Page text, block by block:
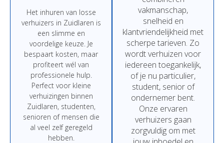
Het inhuren van losse
verhuizers in Zuidlaren is
een slimme en
voordelige keuze. Je
bespaart kosten, maar
profiteert wél van
professionele hulp.
Perfect voor kleine
verhuizingen binnen
Zuidlaren, studenten,
senioren of mensen die
al veel zelf geregeld
hebben.
vakmanschap,
snelheid en
klantvriendelijkheid met
scherpe tarieven. Zo
wordtverhuizen voor
iedereen toegankelijk,
ofje nu particulier,
student, senior of
ondernemer bent.
Onze ervaren
verhuizers gaan
zorgvuldig om met